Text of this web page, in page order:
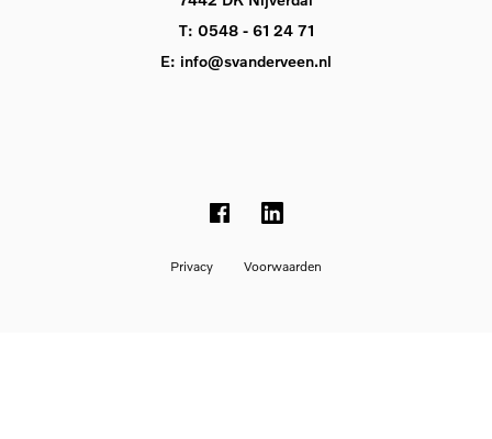
T: 0548 - 61 24 71
E: info@svanderveen.nl
Privacy Voorwaarden